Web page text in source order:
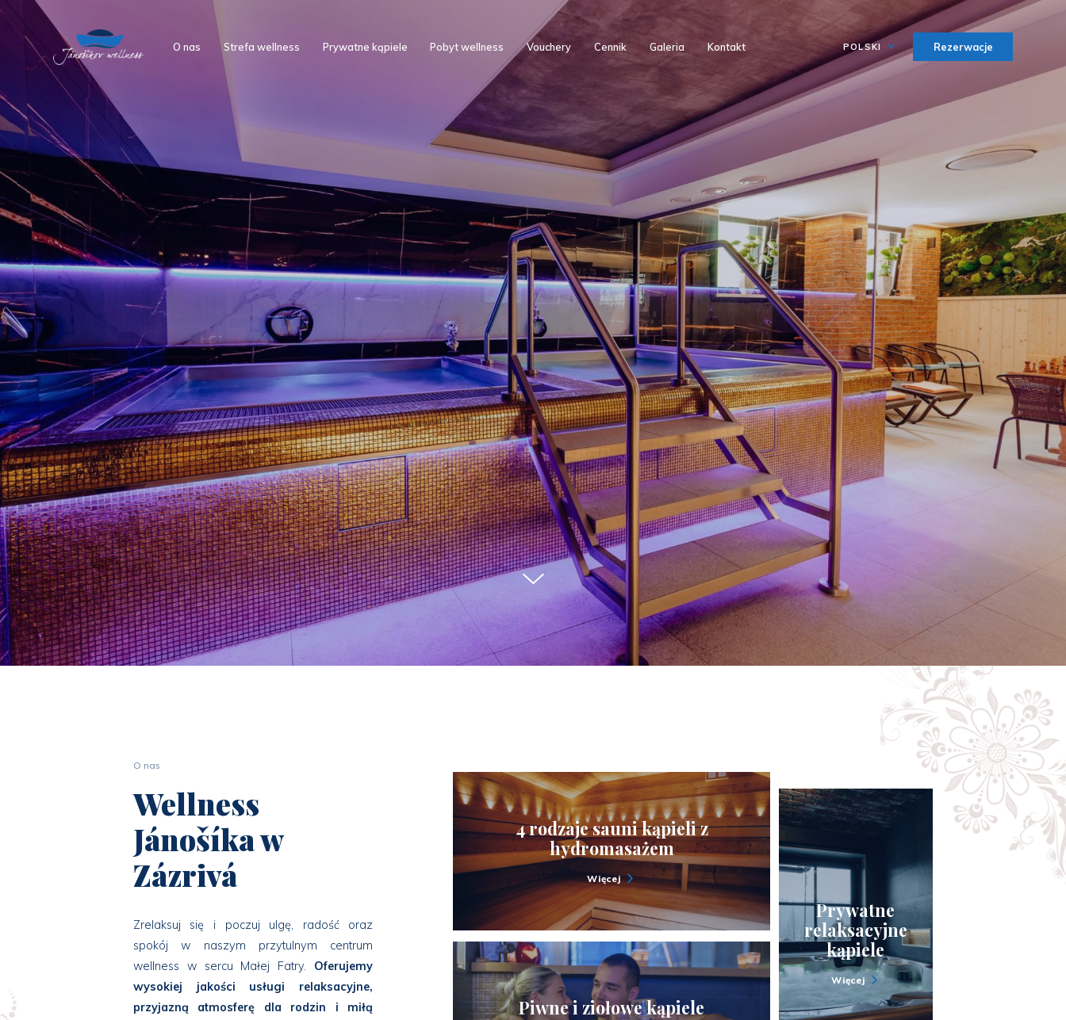
O nas Strefa wellness Prywatne kąpiele Pobyt wellness Vouchery Cennik Galeria Kontakt POLSKI Rezerwacje
O nas
Wellness
Jánošíka w
Zázrivá
Zrelaksuj się i poczuj ulgę, radość oraz
spokój w naszym przytulnym centrum
wellness w sercu Małej Fatry. Oferujemy
wysokiej jakości usługi relaksacyjne,
przyjazną atmosferę dla rodzin i miłą
4 rodzaje sauni kąpieli z
hydromasażem
Więcej
Piwne i ziołowe kąpiele
Prywatne
relaksacyjne
kąpiele
Więcej